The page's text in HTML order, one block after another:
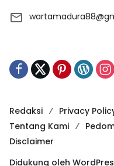
Redaksi Privacy
Tentang Kami
Disclaimer
Didukung oleh